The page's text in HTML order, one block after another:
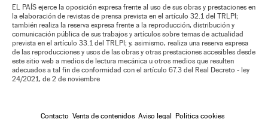
EL PAÍS ejerce la oposición expresa frente al uso de sus obras y prestaciones en
la elaboración de revistas de prensa prevista en el artículo 32.1 del TRLPI;
también realiza la reserva expresa frente a la reproducción, distribución y
comunicación pública de sus trabajos y artículos sobre temas de actualidad
prevista en el artículo 33.1 del TRLPI; y, asimismo, realiza una reserva expresa
de las reproducciones y usos de las obras y otras prestaciones accesibles desde
este sitio web a medios de lectura mecánica u otros medios que resulten
adecuados a tal fin de conformidad con el artículo 67.3 del Real Decreto - ley
24/2021, de 2 de noviembre
Contacto Venta de contenidos Aviso legal Política cookies